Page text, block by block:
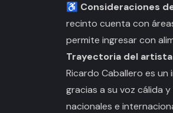
♿ Consideraciones
recinto cuenta con
permite ingresar con
Trayectoria del artista
Ricardo Caballero es
gracias a su voz cálida
nacionales e